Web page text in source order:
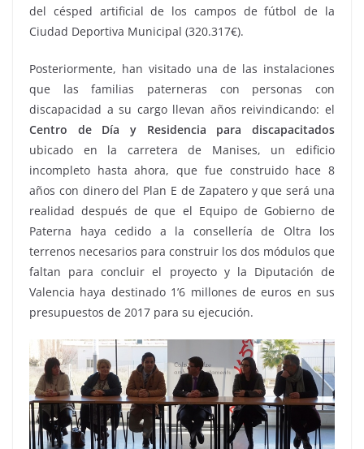
del césped artificial de los campos de fútbol de la
Ciudad Deportiva Municipal (320.317€).
Posteriormente, han visitado una de las instalaciones
que las familias paterneras con personas con
discapacidad a su cargo llevan años reivindicando: el
Centro de Día y Residencia para discapacitados
ubicado en la carretera de Manises, un edificio
incompleto hasta ahora, que fue construido hace 8
años con dinero del Plan E de Zapatero y que será una
realidad después de que el Equipo de Gobierno de
Paterna haya cedido a la consellería de Oltra los
terrenos necesarios para construir los dos módulos que
faltan para concluir el proyecto y la Diputación de
Valencia haya destinado 1’6 millones de euros en sus
presupuestos de 2017 para su ejecución.